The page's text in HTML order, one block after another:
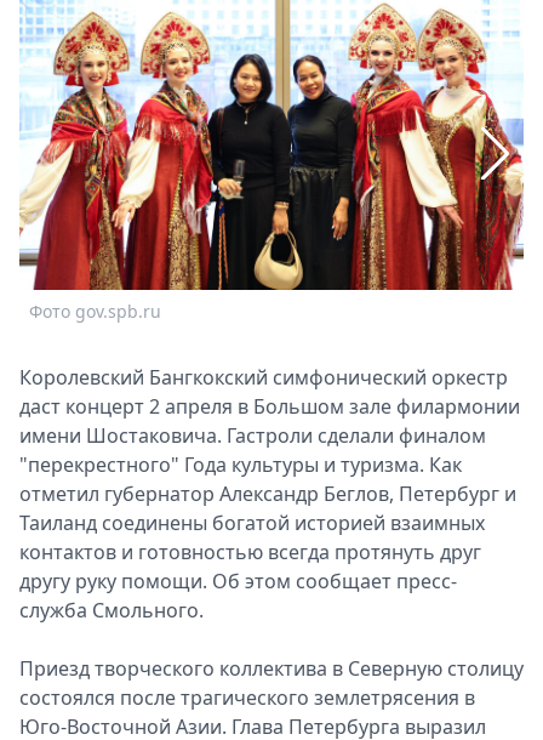
Пресс-
релизы
О
Metro
Стримы
Спецпроекты
Звезды
Выборы
2026
Скачай
Metro
Фото gov.spb.ru
Королевский Бангкокский симфонический оркестр
даст концерт 2 апреля в Большом зале филармонии
имени Шостаковича. Гастроли сделали финалом
"перекрестного" Года культуры и туризма. Как
отметил губернатор Александр Беглов, Петербург и
Таиланд соединены богатой историей взаимных
контактов и готовностью всегда протянуть друг
другу руку помощи. Об этом сообщает пресс-
служба Смольного.
Приезд творческого коллектива в Северную столицу
состоялся после трагического землетрясения в
Юго-Восточной Азии. Глава Петербурга выразил